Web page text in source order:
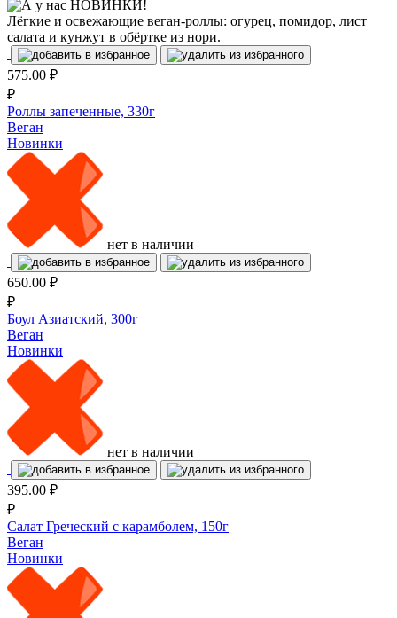
Лёгкие и освежающие веган-роллы: огурец, помидор, лист
салата и кунжут в обёртке из нори.
575.00 ₽
₽
Роллы запеченные, 330г
Веган
Новинки
нет в наличии
650.00 ₽
₽
Боул Азиатский, 300г
Веган
Новинки
нет в наличии
395.00 ₽
₽
Салат Греческий с карамболем, 150г
Веган
Новинки